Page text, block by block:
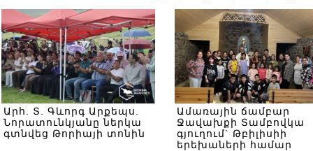
Արհ. Տ. Գևորգ Արքեպս.
Նորատունկյանը ներկա
գտնվեց Թորիայի տոնին
Ամառային ճամբար
Ջավախքի Տամբովկա
գյուղում` Թբիլիսիի
երեխաների համար